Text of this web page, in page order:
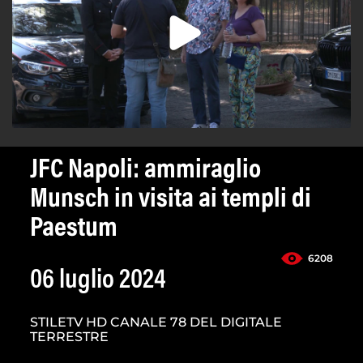
JFC Napoli: ammiraglio
Munsch in visita ai templi di
Paestum
6208
06 luglio 2024
STILETV HD CANALE 78 DEL DIGITALE
TERRESTRE